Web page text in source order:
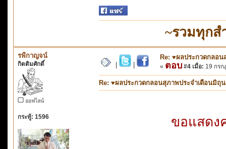
~รวมทุก
รพีกาญจน์
กิตติมศักดิ์
ออฟไลน์
กระทู้: 1596
Re: ♥ผลประกวดกลอ
« ตอบ #4 เมื่อ: 19 กร
Re: ♥ผลประกวดกลอนสุภาพประจำเดือน
ขอแสดง